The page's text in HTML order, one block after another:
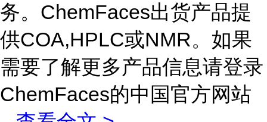
务。ChemFaces出货产品提
供COA,HPLC或NMR。如果
需要了解更多产品信息请登录
ChemFaces的中国官方网站